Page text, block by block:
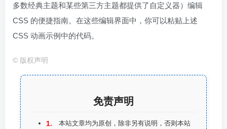
多数经典主题和某些第三方主题都提供了自定义器）编辑
CSS 的便捷指南。在这些编辑界面中，你可以粘贴上述
CSS 动画示例中的代码。
© 版权声明
免责声明
本站文章均为原创，除非另有说明，否则本站